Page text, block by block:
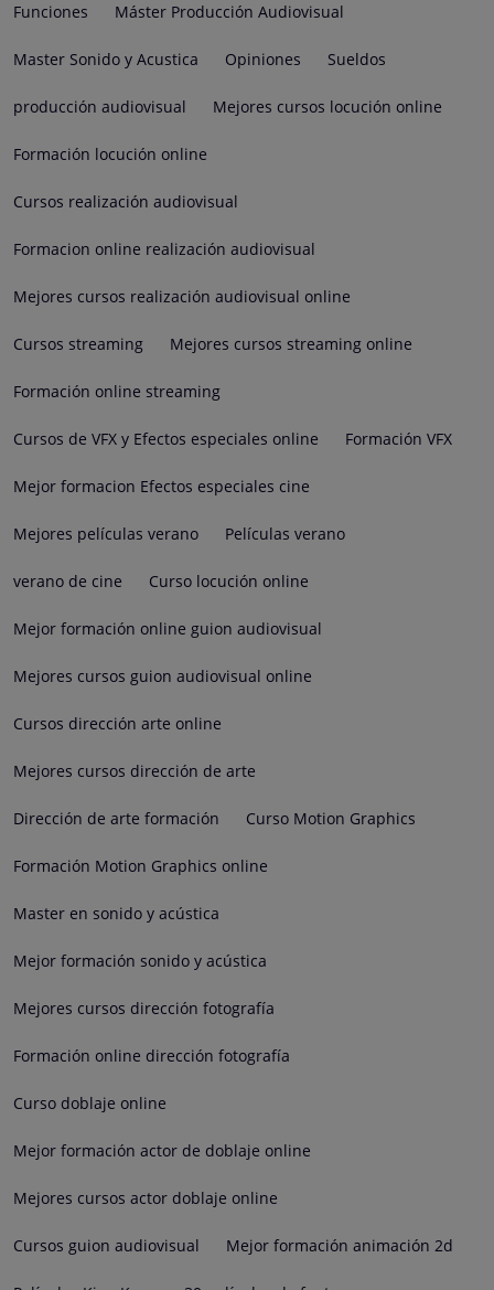
Funciones Máster Producción Audiovisual
Master Sonido y Acustica Opiniones Sueldos
producción audiovisual Mejores cursos locución online
Formación locución online
Cursos realización audiovisual
Formacion online realización audiovisual
Mejores cursos realización audiovisual online
Cursos streaming Mejores cursos streaming online
Formación online streaming
Cursos de VFX y Efectos especiales online Formación VFX
Mejor formacion Efectos especiales cine
Mejores películas verano Películas verano
verano de cine Curso locución online
Mejor formación online guion audiovisual
Mejores cursos guion audiovisual online
Cursos dirección arte online
Mejores cursos dirección de arte
Dirección de arte formación Curso Motion Graphics
Formación Motion Graphics online
Master en sonido y acústica
Mejor formación sonido y acústica
Mejores cursos dirección fotografía
Formación online dirección fotografía
Curso doblaje online
Mejor formación actor de doblaje online
Mejores cursos actor doblaje online
Cursos guion audiovisual Mejor formación animación 2d